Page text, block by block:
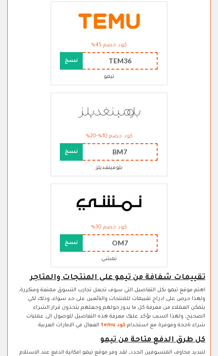
كود خصم 45%
TEM36 نسخ
تيمو
كود خصم 10%-20%
BM7 نسخ
بلومينغديلز
كود خصم 30%
OM7 نسخ
نمشي
تقييمات شفافة من تيمو على المنتجات والمتاجر
اهتم موقع تيمو بكل التفاصيل التي سوف تجعل تجارب التسوق ممتعة ومتكررة،
ولهذا حرص على ادراج تقييمات للمنتجات والبائعين على حد سواء، وذلك لكي
يتمكن العملاء من معرفة كل ما يدور حولهم وجعلهم يتخذون قرار الشراء
الصحيح، ولهذا السبب نؤكد عليك معرفة هذه التفاصيل للوصول الى عمليات
شراء ناجحة وموفرة مع استخدام كود temu الفعال في الامارات العربية.
كل طرق الدفع متاحة من تيمو
لتبديد مخاوف المتسوقين الجدد، لقد وفر موقع تيمو امكانية الدفع عند الاستلام